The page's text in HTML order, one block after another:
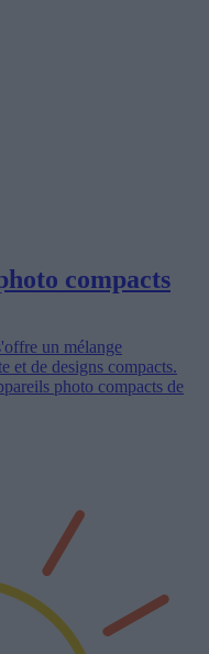
compacts
un mélange
et de designs compacts.
photo compacts de